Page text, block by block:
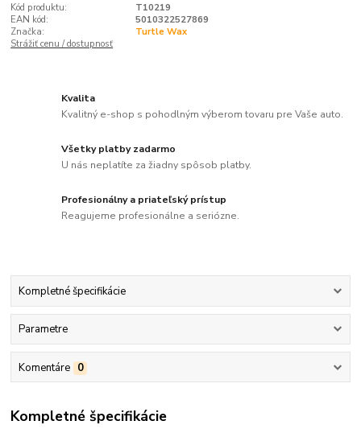
Kód produktu:
T10219
EAN kód:
5010322527869
Značka:
Turtle Wax
Strážiť cenu / dostupnosť
Kvalita
Kvalitný e-shop s pohodlným výberom tovaru pre Vaše auto.
Všetky platby zadarmo
U nás neplatíte za žiadny spôsob platby.
Profesionálny a priateľský prístup
Reagujeme profesionálne a seriózne.
Kompletné špecifikácie
Parametre
Komentáre 0
Kompletné špecifikácie